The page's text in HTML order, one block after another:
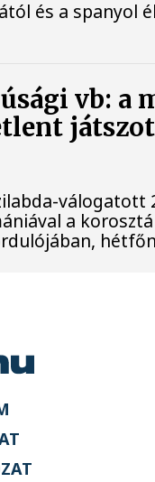
és a spanyol
vb: a
válogatott
a